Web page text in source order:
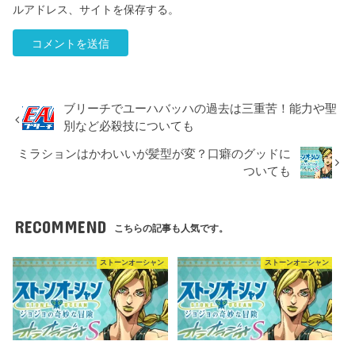
ルアドレス、サイトを保存する。
ブリーチでユーハバッハの過去は三重苦！能力や聖
別など必殺技についても
ミラションはかわいいが髪型が変？口癖のグッドに
ついても
RECOMMEND こちらの記事も人気です。
ストーンオーシャン ストーンオーシャン